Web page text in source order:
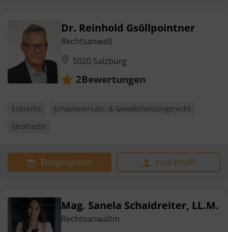
Dr. Reinhold Gsöllpointner
Rechtsanwalt
5020 Salzburg
2Bewertungen
Erbrecht
Schadenersatz- & Gewährleistungsrecht
Strafrecht
Erstgespräch zum Profil
Mag. Sanela Schaidreiter, LL.M.
Rechtsanwältin